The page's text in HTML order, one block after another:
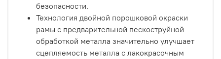
безопасности.
Технология двойной порошковой окраски
рамы с предварительной пескоструйной
обработкой металла значительно улучшает
сцепляемость металла с лакокрасочным